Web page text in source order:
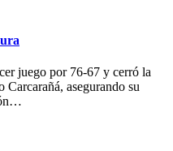
juego por 76-67 y cerró la
asegurando su